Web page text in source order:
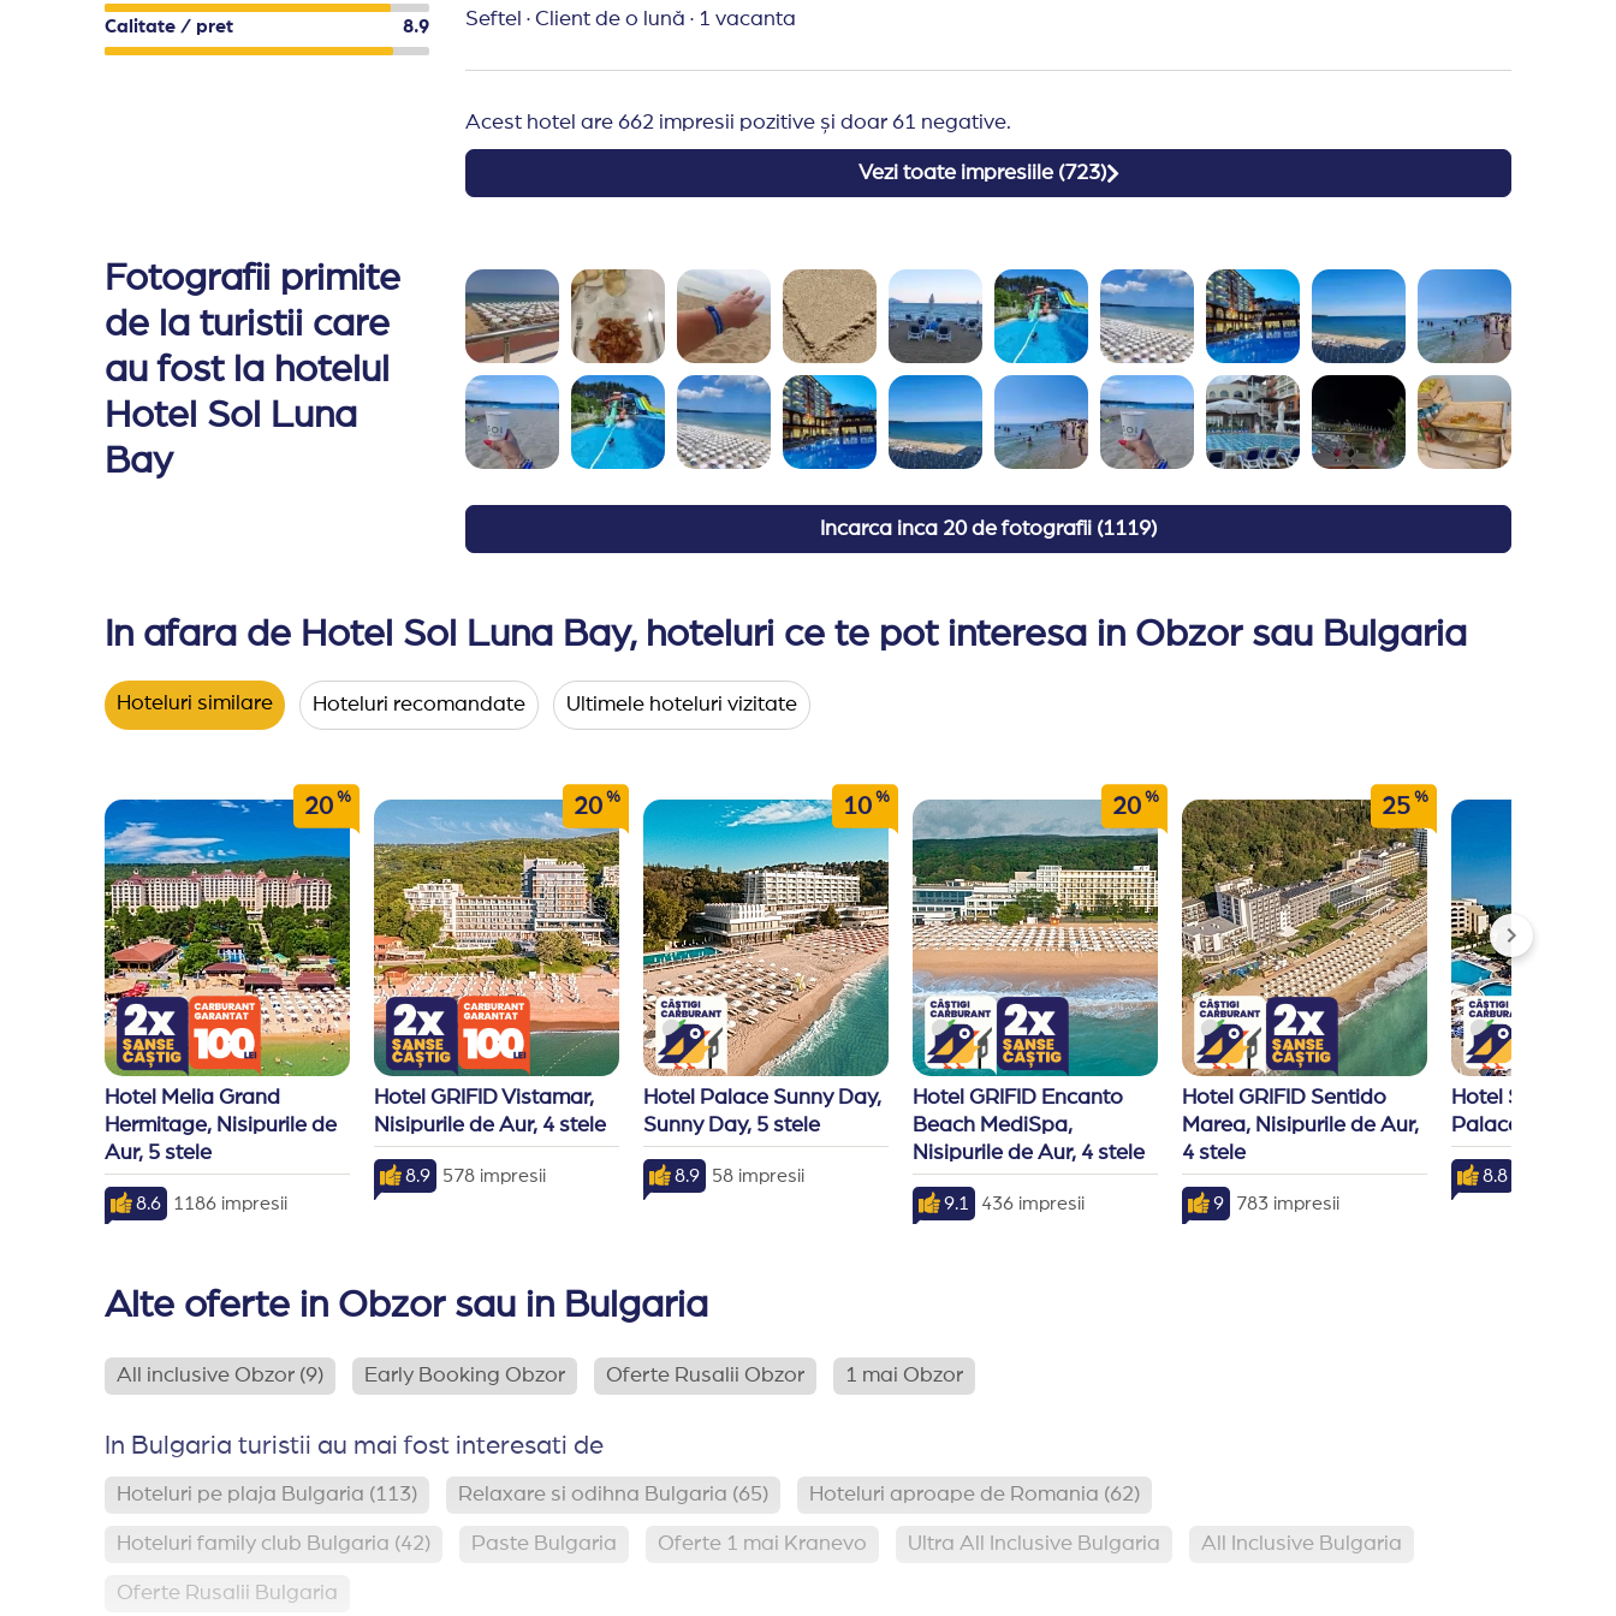
Observatii:Cod vestimentar obligatoriu - nu este permis accesul in restaurant cu pantaloni scurti, maieu sau costum de baie
*Hotelul isi rezerva dreptul de a efectua modificari asupra serviciilor, fara o notificare in prealabil.
Calitate / pret 8.9 Seftel · Client de o lună · 1 vacanta
Acest hotel are 662 impresii pozitive și doar 61 negative.
Vezi toate impresiile (723)
Fotografii primite
de la turistii care
au fost la hotelul
Hotel Sol Luna
Bay
Incarca inca 20 de fotografii (1119)
In afara de Hotel Sol Luna Bay, hoteluri ce te pot interesa in Obzor sau Bulgaria
Hoteluri similare Hoteluri recomandate Ultimele hoteluri vizitate
20 %
Hotel Melia Grand
Hermitage, Nisipurile de
Aur, 5 stele
8.6 1186 impresii
20 %
Hotel GRIFID Vistamar,
Nisipurile de Aur, 4 stele
8.9 578 impresii
10 %
Hotel Palace Sunny Day,
Sunny Day, 5 stele
8.9 58 impresii
20 %
Hotel GRIFID Encanto
Beach MediSpa,
Nisipurile de Aur, 4 stele
9.1 436 impresii
25 %
Hotel GRIFID Sentido
Marea, Nisipurile de Aur,
4 stele
9 783 impresii
Hotel Sol
Palace,
8.8
Alte oferte in Obzor sau in Bulgaria
All inclusive Obzor (9) Early Booking Obzor Oferte Rusalii Obzor 1 mai Obzor
In Bulgaria turistii au mai fost interesati de
Hoteluri pe plaja Bulgaria (113) Relaxare si odihna Bulgaria (65) Hoteluri aproape de Romania (62)
Hoteluri family club Bulgaria (42) Paste Bulgaria Oferte 1 mai Kranevo Ultra All Inclusive Bulgaria All Inclusive Bulgaria
Oferte Rusalii Bulgaria